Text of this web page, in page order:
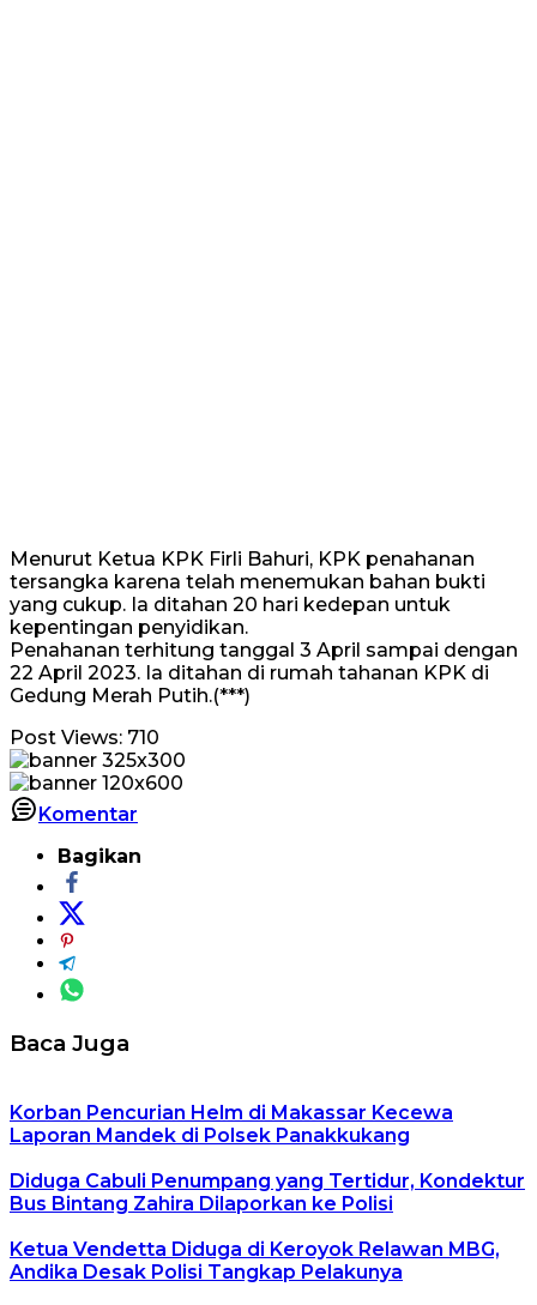
Menurut Ketua KPK Firli Bahuri, KPK penahanan
tersangka karena telah menemukan bahan bukti
yang cukup. Ia ditahan 20 hari kedepan untuk
kepentingan penyidikan.
Penahanan terhitung tanggal 3 April sampai dengan
22 April 2023. Ia ditahan di rumah tahanan KPK di
Gedung Merah Putih.(***)
Post Views: 710
Komentar
Bagikan
Baca Juga
Korban Pencurian Helm di Makassar Kecewa
Laporan Mandek di Polsek Panakkukang
Diduga Cabuli Penumpang yang Tertidur, Kondektur
Bus Bintang Zahira Dilaporkan ke Polisi
Ketua Vendetta Diduga di Keroyok Relawan MBG,
Andika Desak Polisi Tangkap Pelakunya